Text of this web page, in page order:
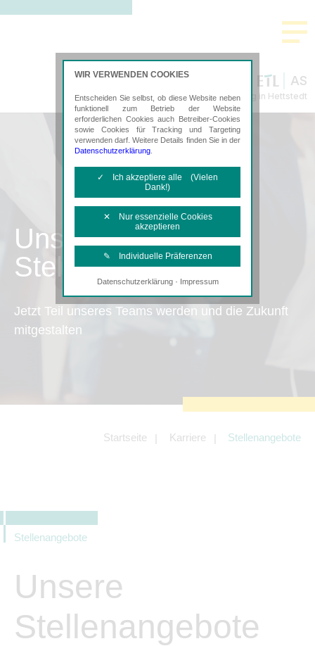
AS
Steuerberatung in Hettstedt
Unsere
Stellenangebote
Jetzt Teil unseres Teams werden und die Zukunft
mitgestalten
Startseite Karriere Stellenangebote
Stellenangebote
Unsere
Stellenangebote
WIR VERWENDEN COOKIES
Entscheiden Sie selbst, ob diese Website neben
funktionell zum Betrieb der Website
erforderlichen Cookies auch Betreiber-Cookies
sowie Cookies für Tracking und Targeting
verwenden darf. Weitere Details finden Sie in der
Datenschutzerklärung
✓ Ich akzeptiere alle (Vielen
Dank!)
✕ Nur essenzielle Cookies
akzeptieren
✎ Individuelle Präferenzen
Notwendige Cookies
Diese Cookies sind erforderlich, um die
grundlegende Funktionalität der Website
Angebotes einschließlich der
Angeboten von z.B. Facebook und
LinkedIn.
Datenschutzerklärung· Impressum